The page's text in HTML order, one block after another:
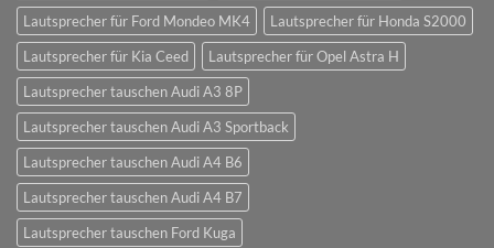
Lautsprecher für Ford Mondeo MK4
Lautsprecher für Honda S2000
Lautsprecher für Kia Ceed
Lautsprecher für Opel Astra H
Lautsprecher tauschen Audi A3 8P
Lautsprecher tauschen Audi A3 Sportback
Lautsprecher tauschen Audi A4 B6
Lautsprecher tauschen Audi A4 B7
Lautsprecher tauschen Ford Kuga